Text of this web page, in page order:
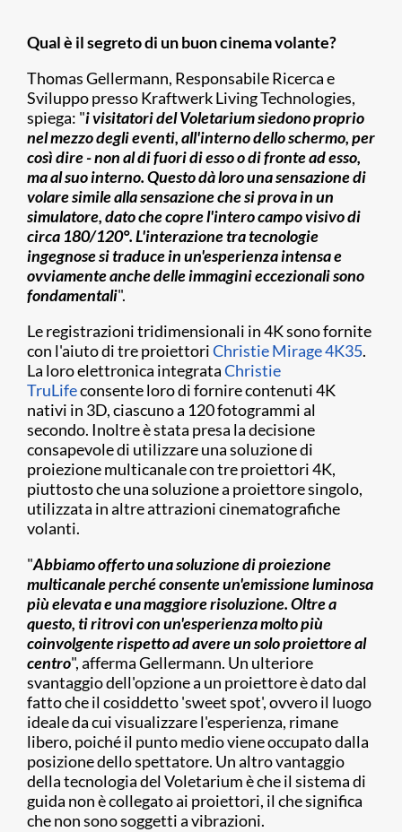
Qual è il segreto di un buon cinema volante?
Thomas Gellermann, Responsabile Ricerca e
Sviluppo presso Kraftwerk Living Technologies,
spiega: "i visitatori del Voletarium siedono proprio
nel mezzo degli eventi, all'interno dello schermo, per
così dire - non al di fuori di esso o di fronte ad esso,
ma al suo interno. Questo dà loro una sensazione di
volare simile alla sensazione che si prova in un
simulatore, dato che copre l'intero campo visivo di
circa 180/120°. L'interazione tra tecnologie
ingegnose si traduce in un'esperienza intensa e
ovviamente anche delle immagini eccezionali sono
fondamentali".
Le registrazioni tridimensionali in 4K sono fornite
con l'aiuto di tre proiettoriChristie Mirage 4K35.
La loro elettronica integrataChristie
TruLifeconsente loro di fornire contenuti 4K
nativi in 3D, ciascuno a 120 fotogrammi al
secondo. Inoltre è stata presa la decisione
consapevole di utilizzare una soluzione di
proiezione multicanale con tre proiettori 4K,
piuttosto che una soluzione a proiettore singolo,
utilizzata in altre attrazioni cinematografiche
volanti.
"Abbiamo offerto una soluzione di proiezione
multicanale perché consente un'emissione luminosa
più elevata e una maggiore risoluzione. Oltre a
questo, ti ritrovi con un'esperienza molto più
coinvolgente rispetto ad avere un solo proiettore al
centro", afferma Gellermann. Un ulteriore
svantaggio dell'opzione a un proiettore è dato dal
fatto che il cosiddetto 'sweet spot', ovvero il luogo
ideale da cui visualizzare l'esperienza, rimane
libero, poiché il punto medio viene occupato dalla
posizione dello spettatore. Un altro vantaggio
della tecnologia del Voletarium è che il sistema di
guida non è collegato ai proiettori, il che significa
che non sono soggetti a vibrazioni.